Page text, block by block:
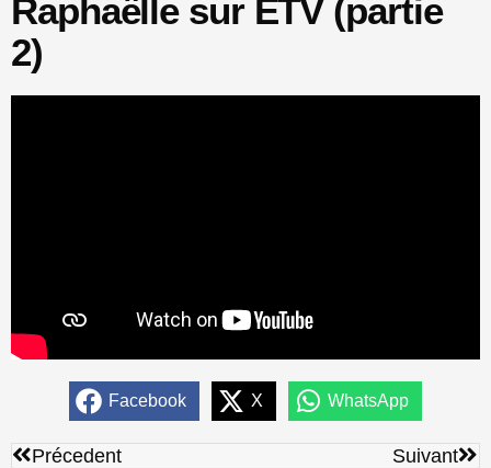
Raphaëlle sur ETV (partie
2)
Facebook X WhatsApp
Précédent
Précedent Suivant